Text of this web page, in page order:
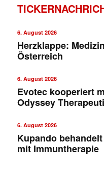
6. August 2026
Herzklappe:
Österreich
6. August 2026
Evotec kooperiert
Odyssey
6. August 2026
Kupando
mit Immuntherapie